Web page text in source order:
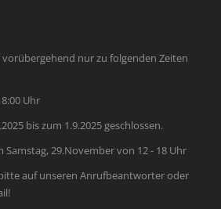
nur zu folgenden Zeiten
Uhr
bis zum 1.9.2025 geschlossen.
29.November von 12 - 18 Uhr
auf unseren Anrufbeantworter oder